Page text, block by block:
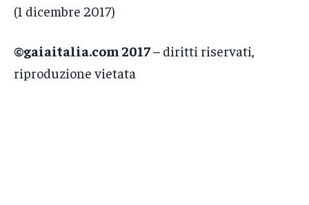
(1 dicembre 2017)
©gaiaitalia.com 2017– diritti riservati,
riproduzione vietata